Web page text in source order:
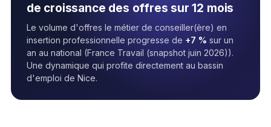
de croissance des offres sur 12 mois
Le volume d'offres le métier de conseiller(ère) en
insertion professionnelle progresse de +7 % sur un
an au national (France Travail (snapshot juin 2026)).
Une dynamique qui profite directement au bassin
d'emploi de Nice.